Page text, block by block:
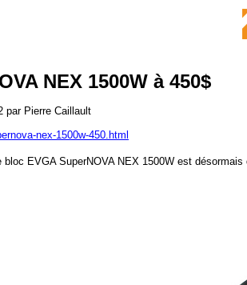
NEX 1500W à 450$
par Pierre Caillault
nex-1500w-450.html
bloc EVGA SuperNOVA NEX 1500W est